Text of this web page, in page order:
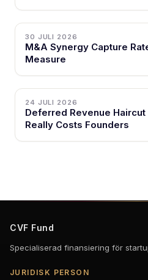
30 JULI 2026
M&A Synergy Capture
Measure
24 JULI 2026
Deferred Revenue Haircut
Really Costs Founders
CVF Fund
Specialiserad finansiering för
JURIDISK PERSON